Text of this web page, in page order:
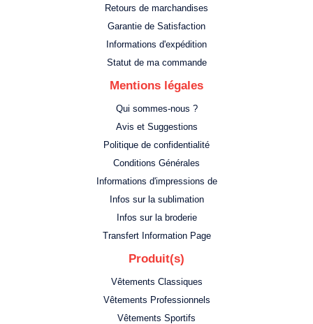
Retours de marchandises
Garantie de Satisfaction
Informations d'expédition
Statut de ma commande
Mentions légales
Qui sommes-nous ?
Avis et Suggestions
Politique de confidentialité
Conditions Générales
Informations d'impressions de
Infos sur la sublimation
Infos sur la broderie
Transfert Information Page
Produit(s)
Vêtements Classiques
Vêtements Professionnels
Vêtements Sportifs